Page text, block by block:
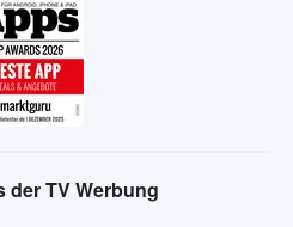
der TV Werbung